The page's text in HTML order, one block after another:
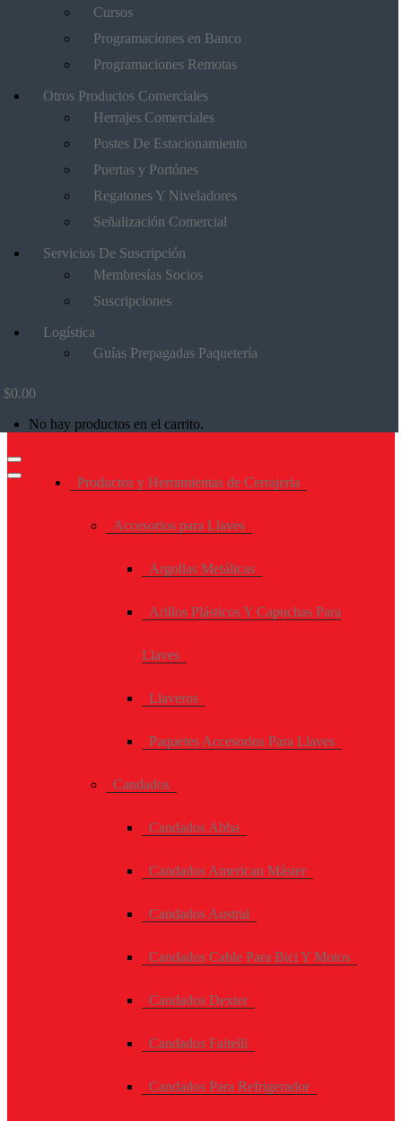
Cursos
Programaciones en Banco
Programaciones Remotas
Otros Productos Comerciales
Herrajes Comerciales
Postes De Estacionamiento
Puertas y Portónes
Regatones Y Niveladores
Señalización Comercial
Servicios De Suscripción
Membresías Socios
Suscripciones
Logística
Guías Prepagadas Paquetería
$0.00
No hay productos en el carrito.
Productos y Herramientas de Cerrajeria
Accesorios para Llaves
Argollas Metálicas
Arillos Plásticos Y Capuchas Para
Llaves
Llaveros
Paquetes Accesorios Para Llaves
Candados
Candados Abba
Candados American Máster
Candados Austral
Candados Cable Para Bici Y Motos
Candados Dexter
Candados Faitelli
Candados Para Refrigerador